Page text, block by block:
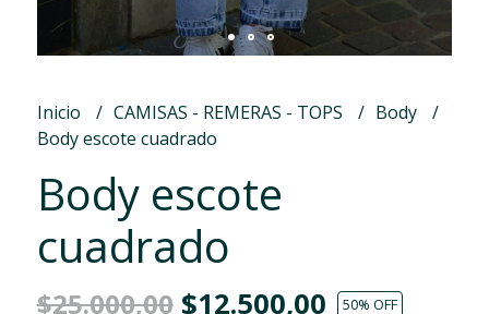
Inicio CAMISAS - REMERAS - TOPS
Body
Body escote cuadrado
Body escote
cuadrado
$25.000,00$12.500,00 50% OFF